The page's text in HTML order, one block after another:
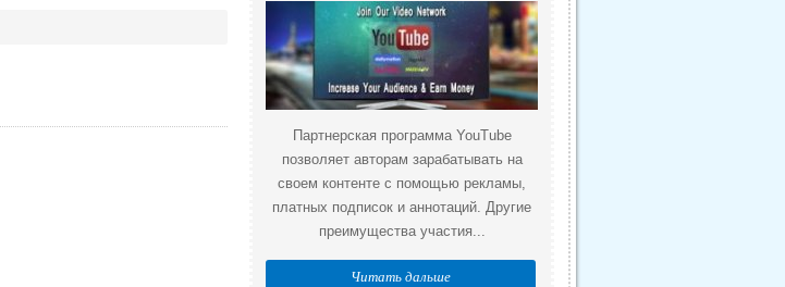
Партнерская программа YouTube
позволяет авторам зарабатывать на
своем контенте с помощью рекламы,
платных подписок и аннотаций. Другие
преимущества участия...
Читать дальше